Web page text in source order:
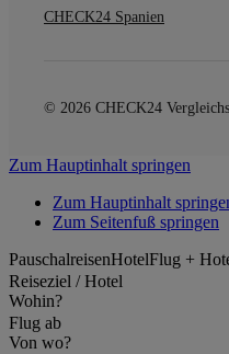
CHECK24 Spanien
© 2026 CHECK24
Zum Hauptinhalt springen
Zum Hauptinhalt
Zum Seitenfuß springen
PauschalreisenHotelFlug +
Reiseziel / Hotel
Wohin?
Flug ab
Von wo?